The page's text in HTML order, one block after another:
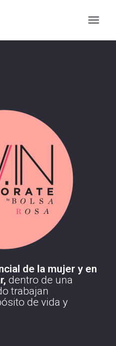
de la mujer y en
dentro de una
trabajan
de vida y